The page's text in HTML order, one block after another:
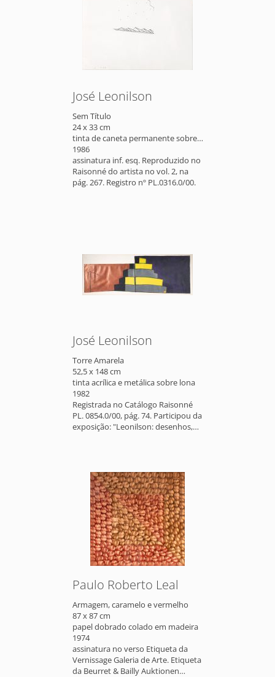
José Leonilson
Sem Título
24 x 33 cm
tinta de caneta permanente sobre papel
1986
assinatura inf. esq. Reproduzido no
Raisonné do artista no vol. 2, na
pág. 267. Registro nº PL.0316.0/00.
José Leonilson
Torre Amarela
52,5 x 148 cm
tinta acrílica e metálica sobre lona
1982
Registrada no Catálogo Raisonné
PL. 0854.0/00, pág. 74. Participou da
exposição: "Leonilson: desenhos,
Paulo Roberto Leal
Armagem, caramelo e vermelho
87 x 87 cm
papel dobrado colado em madeira
1974
assinatura no verso Etiqueta da
Vernissage Galeria de Arte. Etiqueta
da Beurret & Bailly Auktionen